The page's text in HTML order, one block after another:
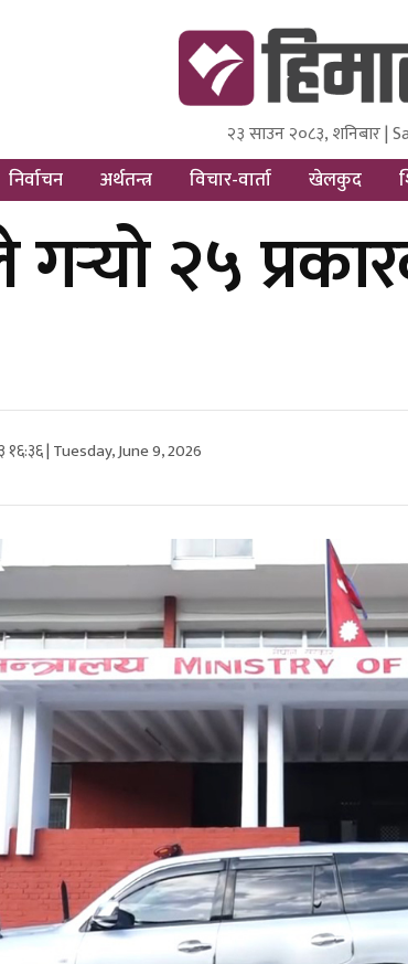
Himal Press
Dot NewsyNepal Media and
२३ साउन २०८३, शनिबार |
निर्वाचन अर्थतन्त्र विचार-वार्ता खेलकुद
२५
| Tuesday, June 9, 2026